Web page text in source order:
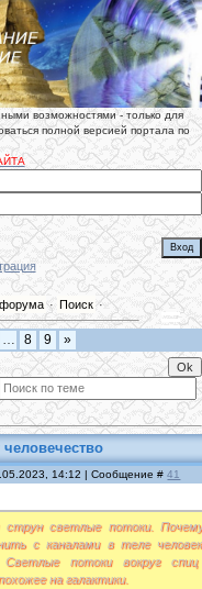
возможностями - только для
полной версией портала по
· Поиск·
… 8 9 »
14:12 | Сообщение #41
струн светлые потоки.
с каналами в теле
Светлые потоки вокруг
на галактики.